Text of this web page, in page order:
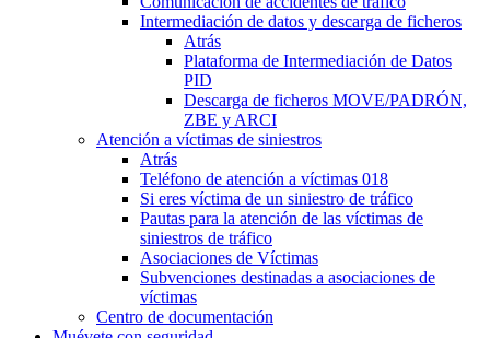
Intermediación de datos y descarga de ficheros
Atrás
Plataforma de Intermediación de Datos
PID
Descarga de ficheros MOVE/PADRÓN,
ZBE y ARCI
Atención a víctimas de siniestros
Atrás
Teléfono de atención a víctimas 018
Si eres víctima de un siniestro de tráfico
Pautas para la atención de las víctimas de
siniestros de tráfico
Asociaciones de Víctimas
Subvenciones destinadas a asociaciones de
víctimas
Centro de documentación